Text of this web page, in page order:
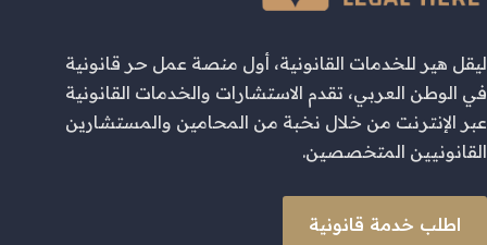
ليقل هير للخدمات القانونية، أول منصة عمل حر قانونية
في الوطن العربي، تقدم الاستشارات والخدمات القانونية
عبر الإنترنت من خلال نخبة من المحامين والمستشارين
القانونيين المتخصصين.
اطلب خدمة قانونية